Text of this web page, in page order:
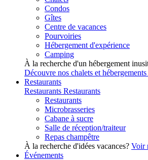
Condos
Gîtes
Centre de vacances
Pourvoiries
Hébergement d'expérience
Camping
À la recherche d'un hébergement
Découvre nos chalets et
Restaurants
Restaurants Restaurants
Restaurants
Microbrasseries
Cabane à sucre
Salle de réception/traiteur
Repas champêtre
À la recherche d'idées vacances? Voir
Événements